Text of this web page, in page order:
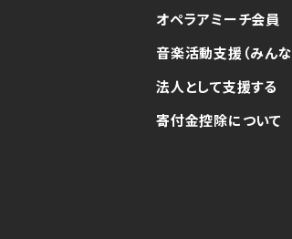
オペラアミーチ会員
音楽活動支援（みんな
法人として支援する
寄付金控除について